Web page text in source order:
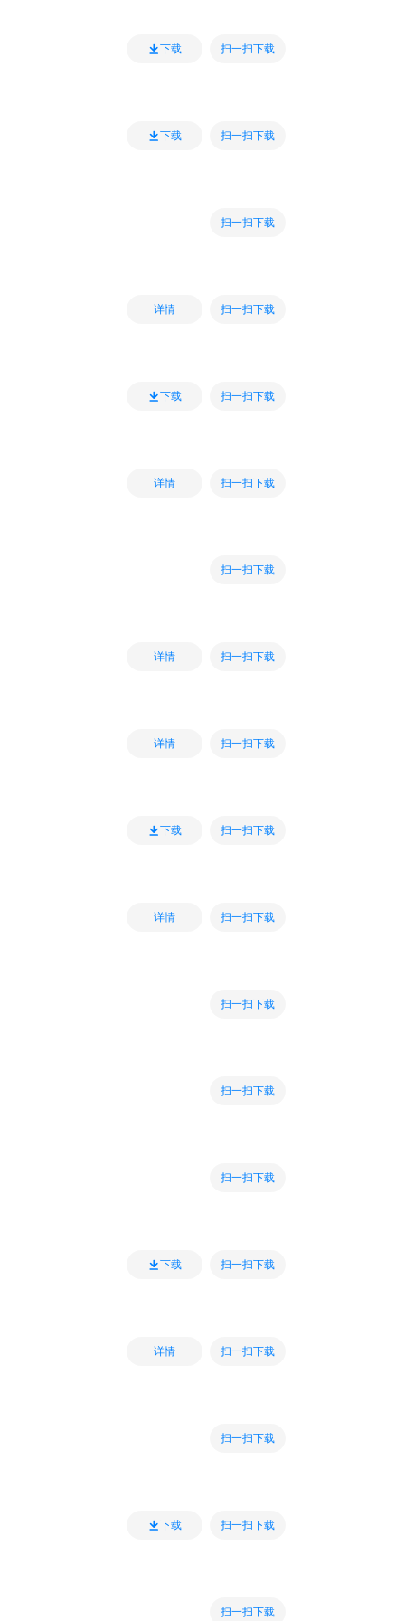
下载 扫一扫下载
下载 扫一扫下载
扫一扫下载
详情 扫一扫下载
下载 扫一扫下载
详情 扫一扫下载
扫一扫下载
详情 扫一扫下载
详情 扫一扫下载
下载 扫一扫下载
详情 扫一扫下载
扫一扫下载
扫一扫下载
扫一扫下载
下载 扫一扫下载
详情 扫一扫下载
扫一扫下载
下载 扫一扫下载
扫一扫下载